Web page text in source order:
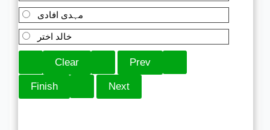
مہدی افادی
خالد اختر